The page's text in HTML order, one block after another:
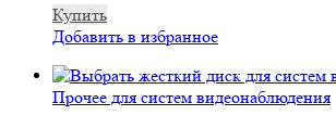
Купить
Добавить в избранное
Прочее для систем видеонаблюдения